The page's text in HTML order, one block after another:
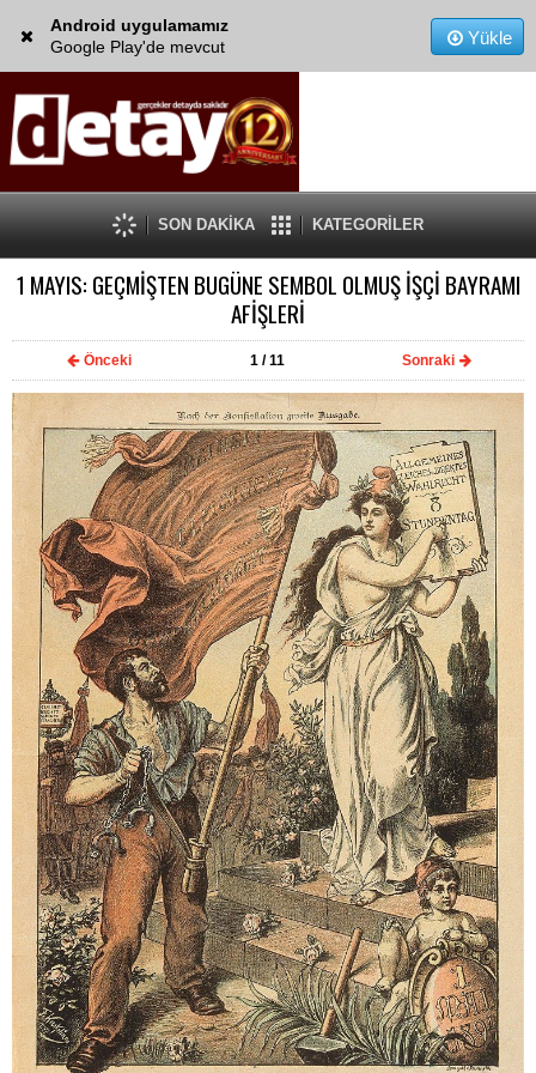
Android uygulamamız
Google Play'de mevcut
Yükle
SON DAKİKA KATEGORİLER
1 MAYIS: GEÇMİŞTEN BUGÜNE SEMBOL OLMUŞ İŞÇİ BAYRAMI
AFİŞLERİ
Önceki 1 / 11 Sonraki